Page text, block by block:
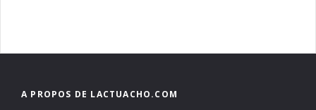
A PROPOS DE LACTUACHO.COM